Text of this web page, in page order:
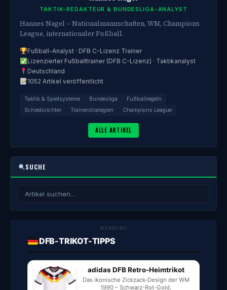
TAKTIK-REDAKTEUR & BUNDESLIGA-ANALYST
Hannes Nagel – Nationalmannschaften, WM, Champions
League, internationaler Fußball.
Fußball-Analyst · DFB C-Lizenz Trainer
Lizenzierter Fußballtrainer (DFB C-Lizenz) · Taktikanalyst
Deutschland
1052 Artikel veröffentlicht
Taktik & Spielsysteme Bundesliga
Fußballregeln
Schiedsrichter
Trainerstrategien Champions League
ALLE ARTIKEL
SUCHE
WERBUNG
DFB-TRIKOT-TIPPS
adidas DFB Retro-Heimtrikot
Das ikonische Zickzack-Design der WM
1990 – Schwarz-Rot-Gold.